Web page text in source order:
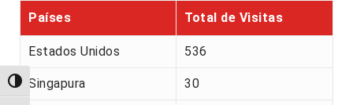
Alternar alto contraste
Países
Total de Visitas
Estados Unidos 536
Singapura 30